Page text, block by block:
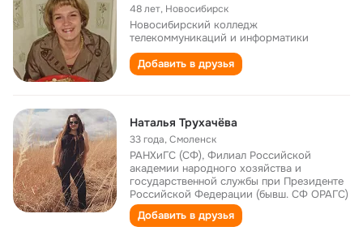
48 лет, Новосибирск
Новосибирский колледж
телекоммуникаций и информатики
Добавить в друзья
Наталья Трухачёва
33 года,Смоленск
РАНХиГС (СФ), Филиал Российской
академии народного хозяйства и
государственной службы при Президенте
Российской Федерации (бывш. СФ ОРАГС)
Добавить в друзья